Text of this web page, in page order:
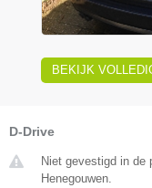
BEKIJK
D-Drive
Niet gevestigd in de
Henegouwen.